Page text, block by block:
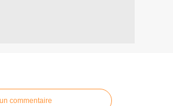
commentaire